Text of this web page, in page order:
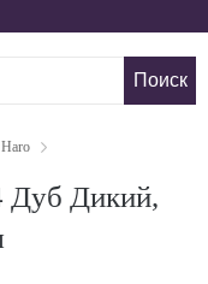
Дуб Дикий,